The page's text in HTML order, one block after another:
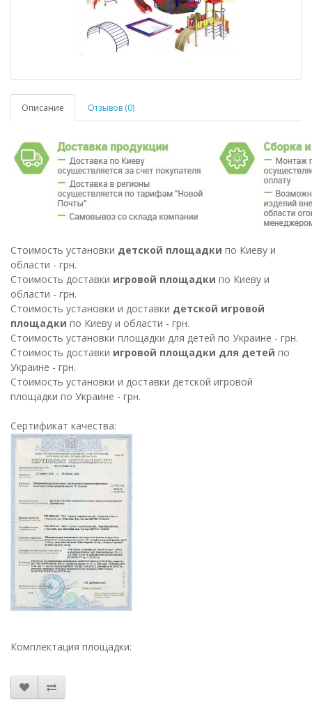
Описание Отзывов (0)
Стоимость установки детской площадки по Киеву и
области - грн.
Стоимость доставки игровой площадки по Киеву и
области - грн.
Стоимость установки и доставки детской игровой
площадки по Киеву и области - грн.
Стоимость установки площадки для детей по Украине - грн.
Стоимость доставки игровой площадки для детей по
Украине - грн.
Стоимость установки и доставки детской игровой
площадки по Украине - грн.
Сертификат качества:
Комплектация площадки: